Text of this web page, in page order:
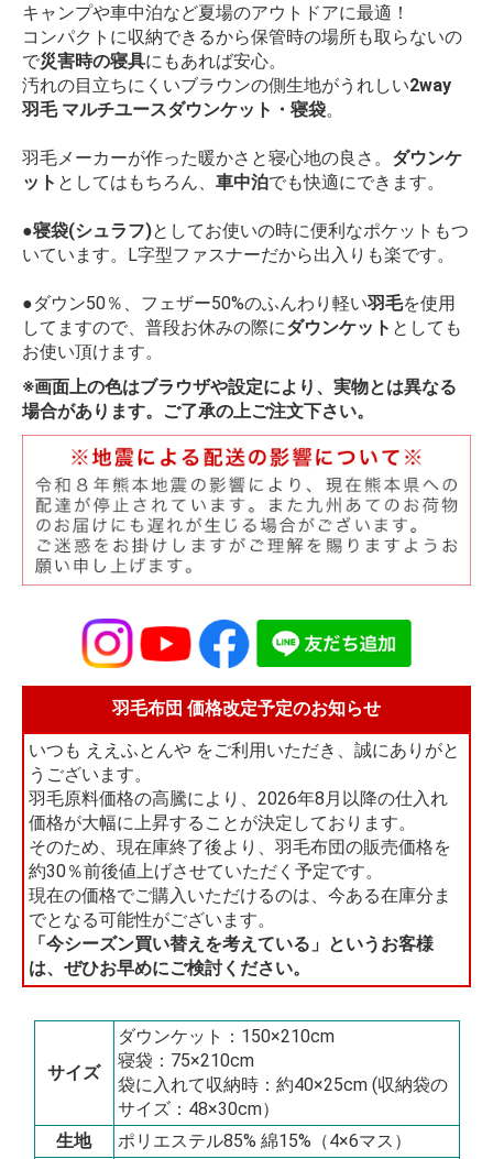
キャンプや車中泊など夏場のアウトドアに最適！
コンパクトに収納できるから保管時の場所も取らないの
で災害時の寝具にもあれば安心。
汚れの目立ちにくいブラウンの側生地がうれしい2way
羽毛 マルチユースダウンケット・寝袋。
羽毛メーカーが作った暖かさと寝心地の良さ。 ダウンケ
ット としてはもちろん、 車中泊でも快適にできます。
●寝袋(シュラフ)としてお使いの時に便利なポケットもつ
いています。L字型ファスナーだから出入りも楽です。
●ダウン50％、フェザー50%のふんわり軽い羽毛を使用
してますので、普段お休みの際にダウンケット としても
お使い頂けます。
※画面上の色はブラウザや設定により、実物とは異なる
場合があります。ご了承の上ご注文下さい。
羽毛布団 価格改定予定のお知らせ
いつも ええふとんや をご利用いただき、誠にありがと
うございます。
羽毛原料価格の高騰により、2026年8月以降の仕入れ
価格が大幅に上昇することが決定しております。
そのため、現在庫終了後より、羽毛布団の販売価格を
約30％前後値上げさせていただく予定です。
現在の価格でご購入いただけるのは、今ある在庫分ま
でとなる可能性がございます。
「今シーズン買い替えを考えている」というお客様
は、ぜひお早めにご検討ください。
サイズ
ダウンケット：150×210cm
寝袋：75×210cm
袋に入れて収納時：約40×25cm (収納袋の
サイズ：48×30cm）
生地
ポリエステル85% 綿15%（4×6マス）